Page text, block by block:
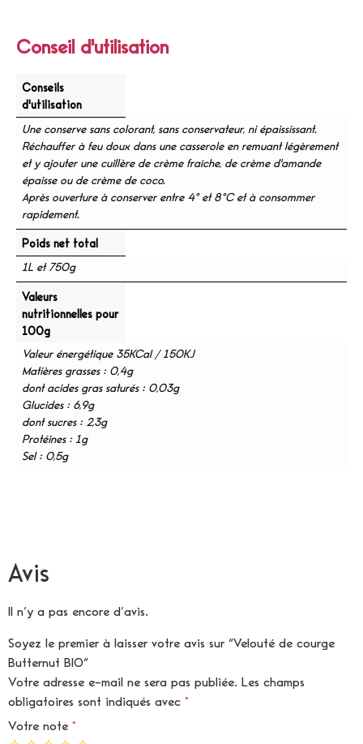
Conseil d'utilisation
Conseils
d'utilisation
Une conserve sans colorant, sans conservateur, ni épaississant.
Réchauffer à feu doux dans une casserole en remuant légèrement
et y ajouter une cuillère de crème fraîche, de crème d'amande
épaisse ou de crème de coco.
Après ouverture à conserver entre 4° et 8°C et à consommer
rapidement.
Poids net total
1L et 750g
Valeurs
nutritionnelles pour
100g
Valeur énergétique 35KCal / 150KJ
Matières grasses : 0,4g
dont acides gras saturés : 0,03g
Glucides : 6,9g
dont sucres : 2,3g
Protéines : 1g
Sel : 0,5g
Avis
Il n’y a pas encore d’avis.
Soyez le premier à laisser votre avis sur “Velouté de courge
Butternut BIO”
Votre adresse e-mail ne sera pas publiée. Les champs
obligatoires sont indiqués avec *
Votre note *